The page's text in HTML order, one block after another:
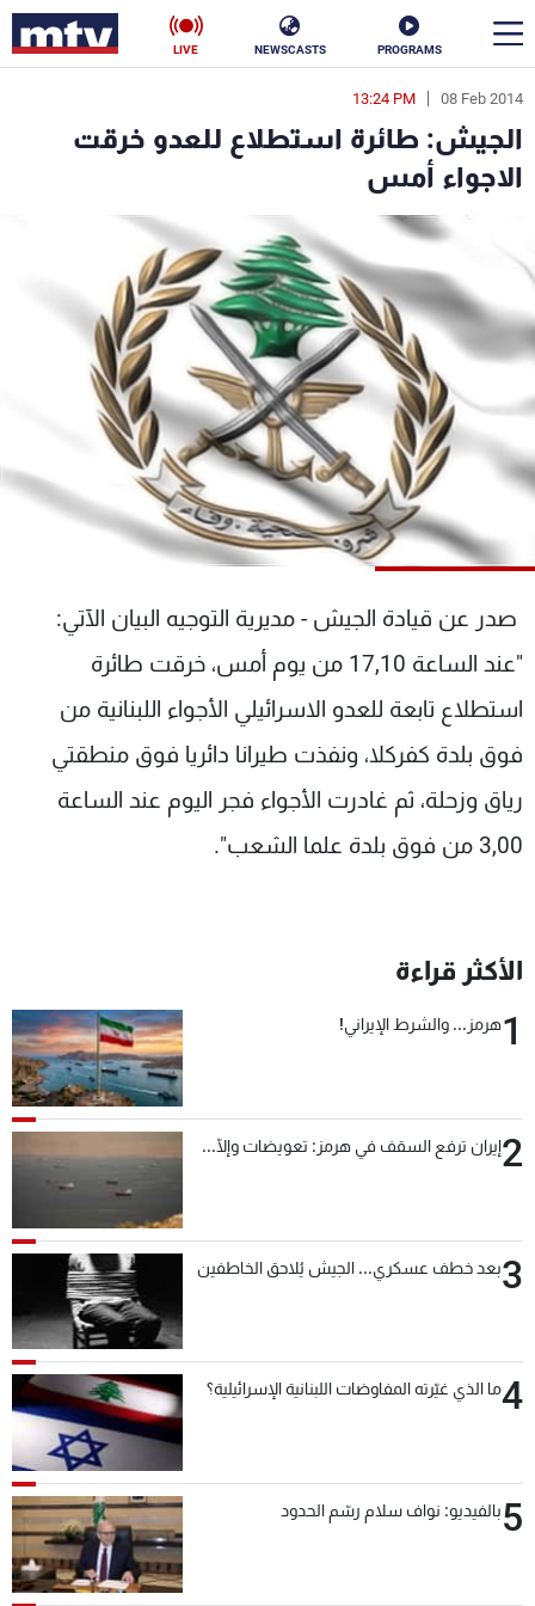
PROGRAMS
NEWSCASTS
LIVE
08 Feb 2014
13:24 PM
الجيش: طائرة استطلاع للعدو خرقت
الاجواء أمس
صدر عن قيادة الجيش - مديرية التوجيه البيان الآتي:
"عند الساعة 17,10 من يوم أمس، خرقت طائرة
استطلاع تابعة للعدو الاسرائيلي الأجواء اللبنانية من
فوق بلدة كفركلا، ونفذت طيرانا دائريا فوق منطقتي
رياق وزحلة، ثم غادرت الأجواء فجر اليوم عند الساعة
3,00 من فوق بلدة علما الشعب".
الأكثر قراءة
1هرمز... والشرط الإيراني!
2إيران ترفع السقف في هرمز: تعويضات وإلّا...
3بعد خطف عسكري... الجيش يُلاحق الخاطفين
4ما الذي غيّرته المفاوضات اللبنانية الإسرائيلية؟
5بالفيديو: نواف سلام رسّم الحدود
en
الأخبار
سياسة
إقتصاد فن
منوعات رياضة
كأس العالم
البرامج
جدول البرامج
شاهد البرامج
عن MTV
الإنـتـاج
لاعلاناتكم
وظائف
تواصل معنا
شروط الإسـتخدام
سياسة الخصوصية